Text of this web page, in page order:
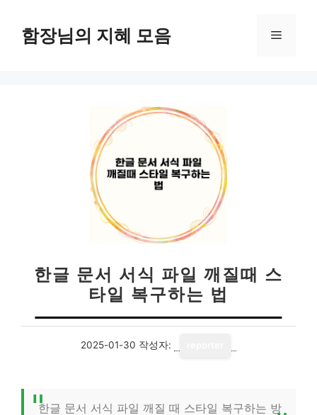
함장님의 지혜 모음 메
한글 문서 서식 파일 깨질때 스
타일 복구하는 법
2025-01-30 작성자:
한글 문서 서식 파일 깨질 때 스타일 복구하는 방